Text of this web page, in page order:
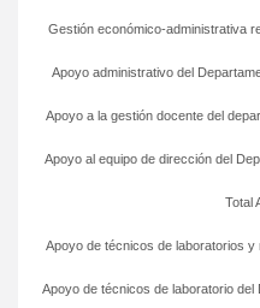
Apoyo de técnicos de laboratorio del
Apoyo de técnicos de laboratorios y
Total
Apoyo al equipo de dirección del
Apoyo a la gestión docente del
Apoyo administrativo del
Gestión económico-administrativa